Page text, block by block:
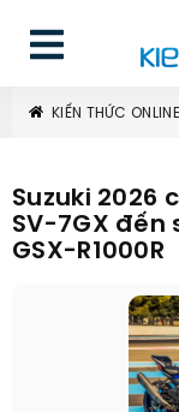
KIẾN THỨC ONLINE
Suzuki 2026
SV-7GX
GSX-R1000R